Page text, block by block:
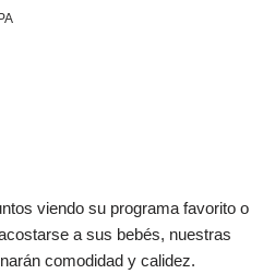
viendo su programa favorito o
a sus bebés, nuestras
comodidad y calidez.